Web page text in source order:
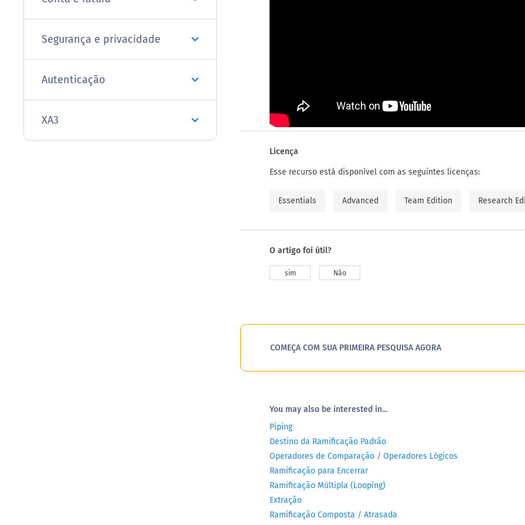
Segurança e privacidade
Autenticação
XA3
Licença
Esse recurso está disponível com as seguintes licenças:
Essentials Advanced Team Edition Research
O artigo foi útil?
sim Não
COMEÇA COM SUA PRIMEIRA PESQUISA AGORA
You may also be interested in...
Piping
Destino da Ramificação Padrão
Operadores de Comparação / Operadores Lógicos
Ramificação para Encerrar
Ramificação Múltipla (Looping)
Extração
Ramificação Composta / Atrasada